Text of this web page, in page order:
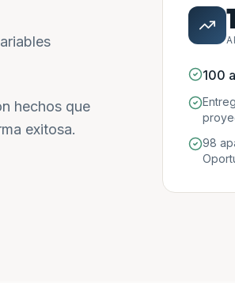
hechos que
exitosa.
100
98